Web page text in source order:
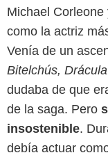
Michael
como la actriz
Venía de un
Bitelchús, Drácula
dudaba de que
de la saga. Pero
insostenible.
debía actuar